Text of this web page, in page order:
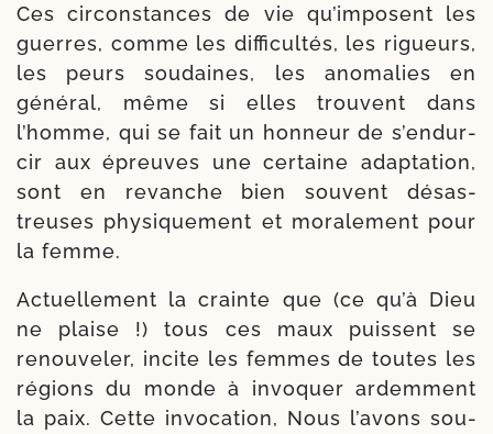
Ces cir­cons­tances de vie qu’im­posent les
guerres, comme les dif­fi­cul­tés, les rigueurs,
les peurs sou­daines, les ano­ma­lies en
géné­ral, même si elles trouvent dans
l’homme, qui se fait un hon­neur de s’en­dur­
cir aux épreuves une cer­taine adap­ta­tion,
sont en revanche bien sou­vent désas­
treuses phy­si­que­ment et mora­le­ment pour
la femme.
Actuellement la crainte que (ce qu’à Dieu
ne plaise !) tous ces maux puissent se
renou­ve­ler, incite les femmes de toutes les
régions du monde à invo­quer ardem­ment
la paix. Cette invo­ca­tion, Nous l’a­vons sou­